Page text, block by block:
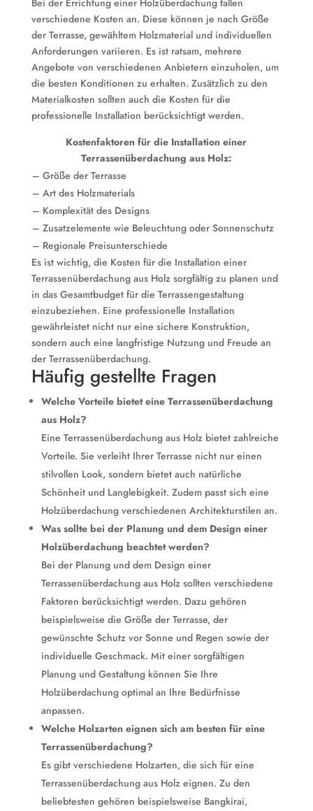
Bei der Errichtung einer Holzüberdachung fallen
verschiedene Kosten an. Diese können je nach Größe
der Terrasse, gewähltem Holzmaterial und individuellen
Anforderungen variieren. Es ist ratsam, mehrere
Angebote von verschiedenen Anbietern einzuholen, um
die besten Konditionen zu erhalten. Zusätzlich zu den
Materialkosten sollten auch die Kosten für die
professionelle Installation berücksichtigt werden.
Kostenfaktoren für die Installation einer
Terrassenüberdachung aus Holz:
– Größe der Terrasse
– Art des Holzmaterials
– Komplexität des Designs
– Zusatzelemente wie Beleuchtung oder Sonnenschutz
– Regionale Preisunterschiede
Es ist wichtig, die Kosten für die Installation einer
Terrassenüberdachung aus Holz sorgfältig zu planen und
in das Gesamtbudget für die Terrassengestaltung
einzubeziehen. Eine professionelle Installation
gewährleistet nicht nur eine sichere Konstruktion,
sondern auch eine langfristige Nutzung und Freude an
der Terrassenüberdachung.
Häufig gestellte Fragen
Welche Vorteile bietet eine Terrassenüberdachung
aus Holz?
Eine Terrassenüberdachung aus Holz bietet zahlreiche
Vorteile. Sie verleiht Ihrer Terrasse nicht nur einen
stilvollen Look, sondern bietet auch natürliche
Schönheit und Langlebigkeit. Zudem passt sich eine
Holzüberdachung verschiedenen Architekturstilen an.
Was sollte bei der Planung und dem Design einer
Holzüberdachung beachtet werden?
Bei der Planung und dem Design einer
Terrassenüberdachung aus Holz sollten verschiedene
Faktoren berücksichtigt werden. Dazu gehören
beispielsweise die Größe der Terrasse, der
gewünschte Schutz vor Sonne und Regen sowie der
individuelle Geschmack. Mit einer sorgfältigen
Planung und Gestaltung können Sie Ihre
Holzüberdachung optimal an Ihre Bedürfnisse
anpassen.
Welche Holzarten eignen sich am besten für eine
Terrassenüberdachung?
Es gibt verschiedene Holzarten, die sich für eine
Terrassenüberdachung aus Holz eignen. Zu den
beliebtesten gehören beispielsweise Bangkirai,